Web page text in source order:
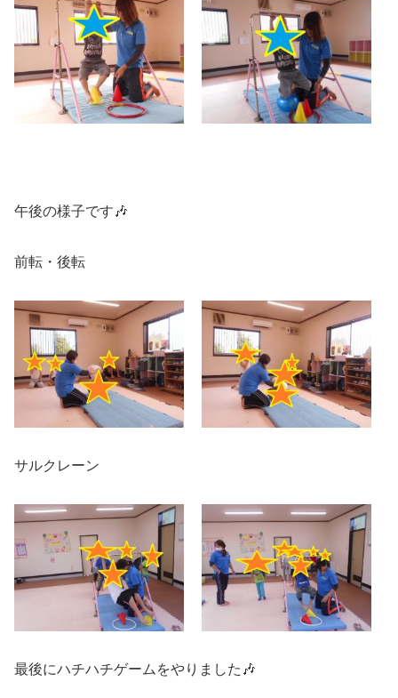
午後の様子です🎶
前転・後転
サルクレーン
最後にハチハチゲームをやりました🎶